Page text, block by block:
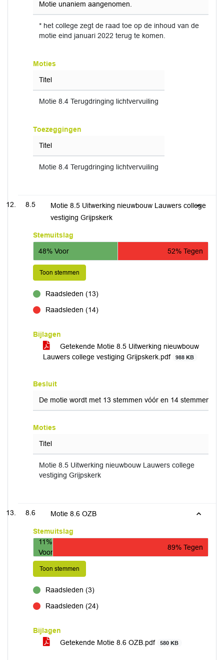
Motie unaniem aangenomen.
* het college zegt de raad toe op de inhoud van de
motie eind januari 2022 terug te komen.
Moties
Titel
Motie 8.4 Terugdringing lichtvervuiling
Toezeggingen
Titel
Motie 8.4 Terugdringing lichtvervuiling
8.5
Motie 8.5 Uitwerking nieuwbouw Lauwers college
vestiging Grijpskerk
Stemuitslag
48% Voor
52% Tegen
Toon stemmen
Raadsleden (13)
Raadsleden (14)
Bijlagen
Getekende Motie 8.5 Uitwerking nieuwbouw
Lauwers college vestiging Grijpskerk.pdf
988 KB
Besluit
De motie wordt met 13 stemmen vóór en 14 stemmen
Moties
Titel
Motie 8.5 Uitwerking nieuwbouw Lauwers college
vestiging Grijpskerk
8.6 Motie 8.6 OZB
Stemuitslag
11%
Voor
89% Tegen
Toon stemmen
Raadsleden (3)
Raadsleden (24)
Bijlagen
Getekende Motie 8.6 OZB.pdf
580 KB